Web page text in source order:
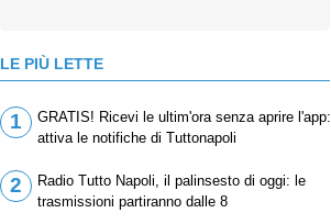
LE PIÙ LETTE
1
GRATIS! Ricevi le ultim'ora senza aprire l'app:
attiva le notifiche di Tuttonapoli
2
Radio Tutto Napoli, il palinsesto di oggi: le
trasmissioni partiranno dalle 8